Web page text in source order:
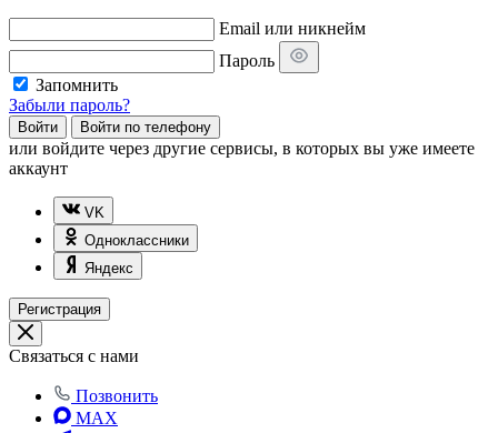
Email или никнейм
Пароль
Запомнить
Забыли пароль?
Войти Войти по телефону
или войдите через другие сервисы, в которых вы уже имеете
аккаунт
VK
Одноклассники
Яндекс
Регистрация
Связаться с нами
Позвонить
MAX